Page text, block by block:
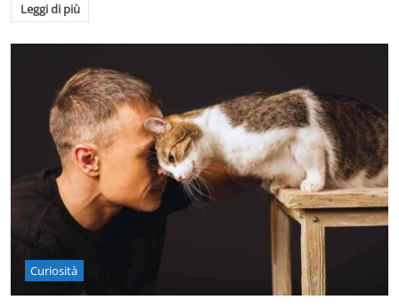
Leggi di più
Curiosità